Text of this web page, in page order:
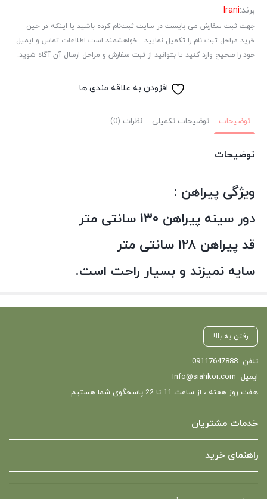
برند:Irani
جهت ثبت سفارش می بایست در سایت ثبت‌نام کرده باشید یا اینکه در حین
خرید مراحل ثبت نام را تکمیل نمایید . خواهشمند است اطلاعات تماس و ایمیل
خود را صحیح وارد کنید تا بتوانید از ثبت سفارش و مراحل ارسال آن آگاه شوید.
افزودن به علاقه مندی ها
توضیحات توضیحات تکمیلی نظرات (0)
توضیحات
ویژگی پیراهن :
دور سینه پیراهن ۱۳۰ سانتی متر
قد پیراهن ۱۲۸ سانتی متر
سایه نمیزند و بسیار راحت است.
رفتن به بالا
تلفن 09117647888
ایمیل Info@siahkor.com
هفت روز هفته ، از ساعت 11 تا 22 پاسخگوی شما هستیم.
خدمات مشتریان
راهنمای خرید